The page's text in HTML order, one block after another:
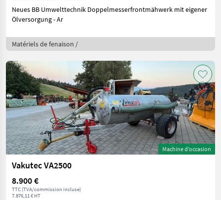
Neues BB Umwelttechnik Doppelmesserfrontmähwerk mit eigener
Ölversorgung - Ar
Matériels de fenaison /
Machine d’occasion
Vakutec VA2500
8.900 €
TTC (TVA/commission incluse)
7.876,11 € HT